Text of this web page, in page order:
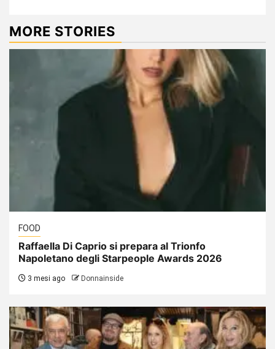
MORE STORIES
FOOD
Raffaella Di Caprio si prepara al Trionfo
Napoletano degli Starpeople Awards 2026
3 mesi ago Donnainside